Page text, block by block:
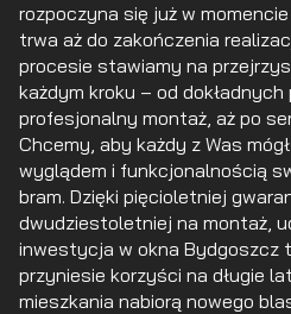
rozpoczyna się już w
trwa aż do zakończenia
procesie stawiamy na
każdym kroku – od dokładnych
profesjonalny montaż, aż po
Chcemy, aby każdy z Was
wyglądem i funkcjonalnością
bram. Dzięki pięcioletniej
dwudziestoletniej na montaż,
inwestycja w okna Bydgoszcz
przyniesie korzyści na długie
mieszkania nabiorą nowego